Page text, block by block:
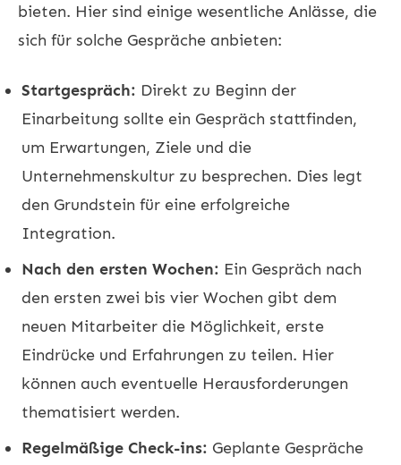
bieten. Hier sind einige wesentliche Anlässe, die
sich für solche Gespräche anbieten:
Startgespräch: Direkt zu Beginn der
Einarbeitung sollte ein Gespräch stattfinden,
um Erwartungen, Ziele und die
Unternehmenskultur zu besprechen. Dies legt
den Grundstein für eine erfolgreiche
Integration.
Nach den ersten Wochen: Ein Gespräch nach
den ersten zwei bis vier Wochen gibt dem
neuen Mitarbeiter die Möglichkeit, erste
Eindrücke und Erfahrungen zu teilen. Hier
können auch eventuelle Herausforderungen
thematisiert werden.
Regelmäßige Check-ins: Geplante Gespräche